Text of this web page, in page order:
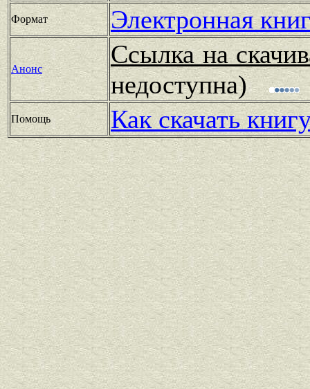
Формат Электронная
Анонс
Ссылка на
недоступна)
Помощь Как скачать